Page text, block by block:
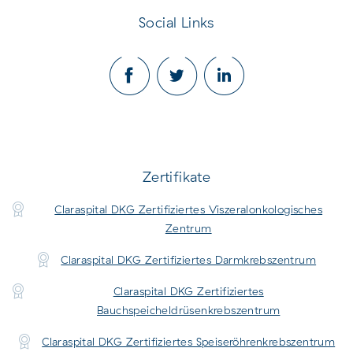
Social Links
Zertifikate
Claraspital DKG Zertifiziertes Viszeralonkologisches
Zentrum
Claraspital DKG Zertifiziertes Darmkrebszentrum
Claraspital DKG Zertifiziertes
Bauchspeicheldrüsenkrebszentrum
Claraspital DKG Zertifiziertes Speiseröhrenkrebszentrum